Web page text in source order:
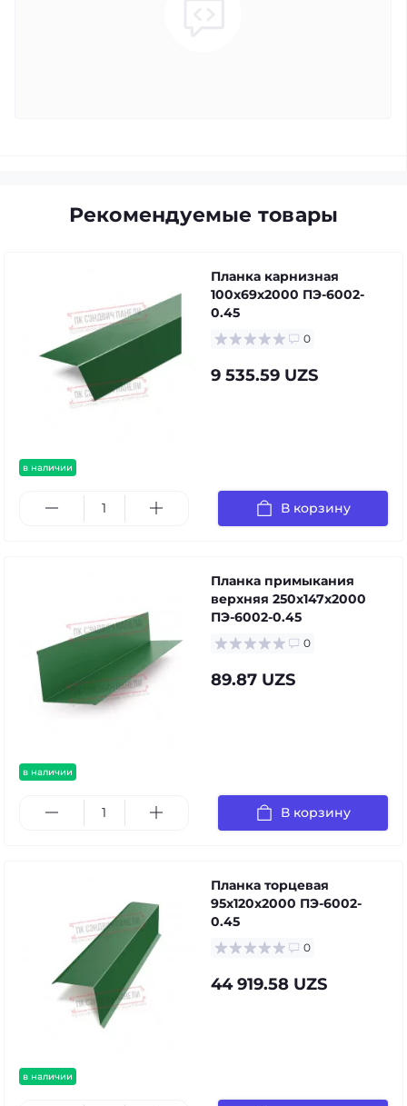
Рекомендуемые товары
в наличии
Планка карнизная
100х69х2000 ПЭ-6002-
0.45
0
9 535.59 UZS
В корзину
в наличии
Планка примыкания
верхняя 250х147х2000
ПЭ-6002-0.45
0
89.87 UZS
В корзину
в наличии
Планка торцевая
95х120х2000 ПЭ-6002-
0.45
0
44 919.58 UZS